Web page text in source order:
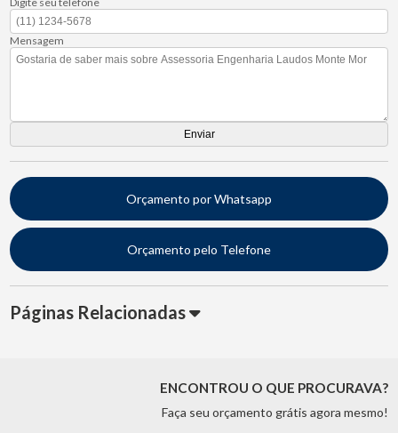
Mensagem
Orçamento por Whatsapp
Orçamento pelo Telefone
Páginas Relacionadas
ENCONTROU O QUE PROCURAVA?
Faça seu orçamento grátis agora mesmo!